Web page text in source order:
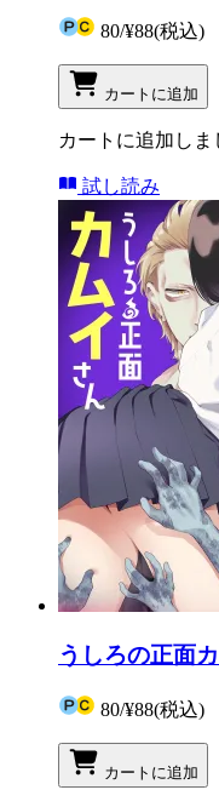
80/¥88(税込)
カートに追加
カートに追加しま
試し読み
うしろの正面
80/¥88(税込)
カートに追加